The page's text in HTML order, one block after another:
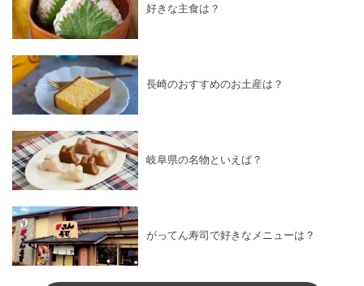
好きな主食は？
長崎のおすすめのお土産は？
岐阜県の名物といえば？
がってん寿司で好きなメニューは？